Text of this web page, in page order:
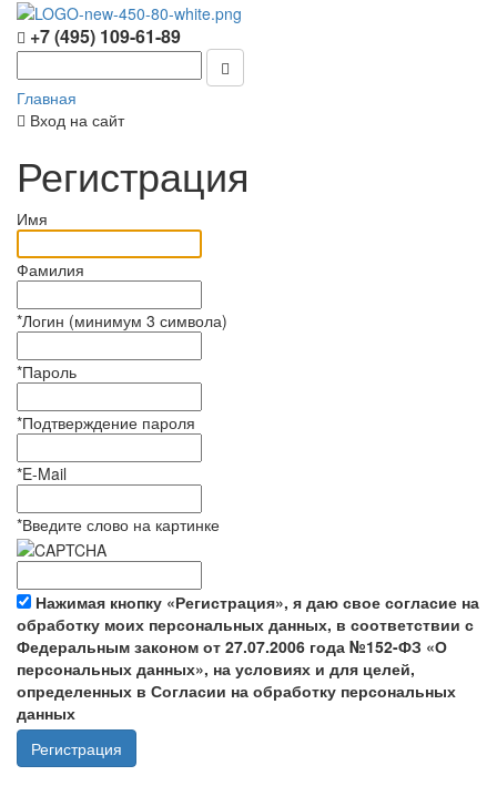
+7 (495) 109-61-89
Главная
Вход на сайт
Регистрация
Имя
Фамилия
*Логин (минимум 3 символа)
*Пароль
*Подтверждение пароля
*E-Mail
*Введите слово на картинке
Нажимая кнопку «Регистрация», я даю свое согласие на
обработку моих персональных данных, в соответствии с
Федеральным законом от 27.07.2006 года №152-ФЗ «О
персональных данных», на условиях и для целей,
определенных в Согласии на обработку персональных
данных